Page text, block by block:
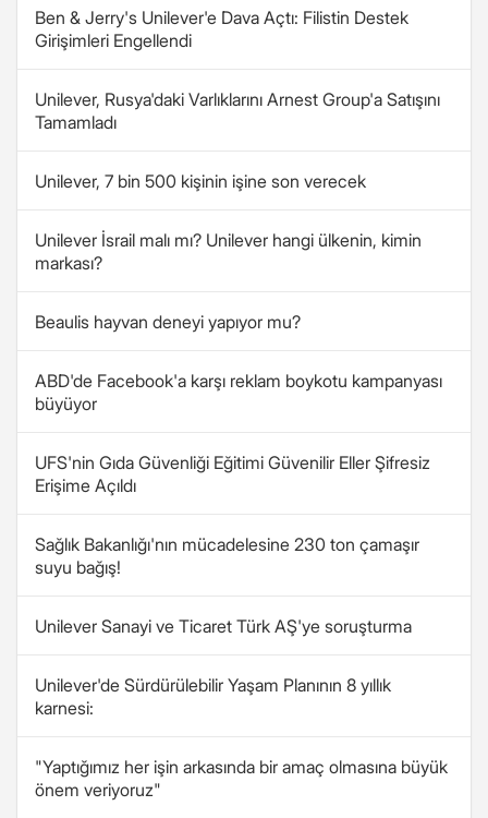
Ben & Jerry's Unilever'e Dava Açtı: Filistin Destek
Girişimleri Engellendi
Unilever, Rusya'daki Varlıklarını Arnest Group'a Satışını
Tamamladı
Unilever, 7 bin 500 kişinin işine son verecek
Unilever İsrail malı mı? Unilever hangi ülkenin, kimin
markası?
Beaulis hayvan deneyi yapıyor mu?
ABD'de Facebook'a karşı reklam boykotu kampanyası
büyüyor
UFS'nin Gıda Güvenliği Eğitimi Güvenilir Eller Şifresiz
Erişime Açıldı
Sağlık Bakanlığı'nın mücadelesine 230 ton çamaşır
suyu bağış!
Unilever Sanayi ve Ticaret Türk AŞ'ye soruşturma
Unilever'de Sürdürülebilir Yaşam Planının 8 yıllık
karnesi:
"Yaptığımız her işin arkasında bir amaç olmasına büyük
önem veriyoruz"